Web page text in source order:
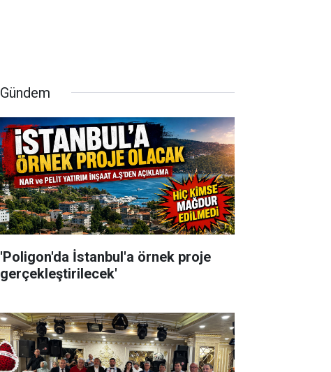
Gündem
'Poligon'da İstanbul'a örnek proje
gerçekleştirilecek'